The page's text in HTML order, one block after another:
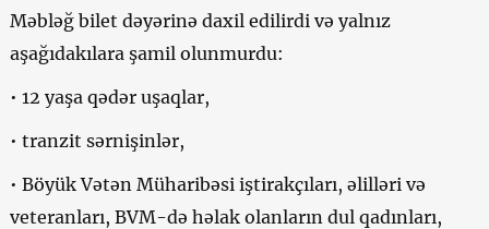
Məbləğ bilet dəyərinə daxil edilirdi və yalnız
aşağıdakılara şamil olunmurdu:
• 12 yaşa qədər uşaqlar,
• tranzit sərnişinlər,
• Böyük Vətən Müharibəsi iştirakçıları, əlilləri və
veteranları, BVM-də həlak olanların dul qadınları,